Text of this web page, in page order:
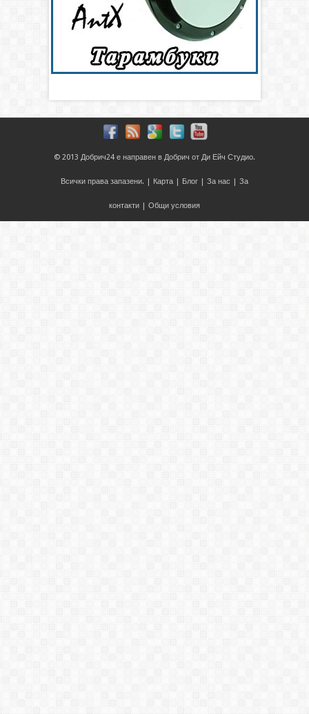
© 2013 Добрич24 е направен в Добрич от Ди Ейч Студио.
Всички права запазени. | Карта Блог За нас За
контакти Общи условия